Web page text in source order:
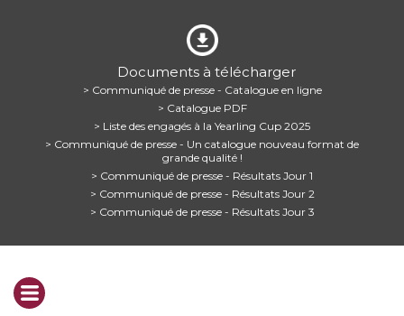
Documents à télécharger
> Communiqué de presse - Catalogue en ligne
> Catalogue PDF
> Liste des engagés à la Yearling Cup 2025
> Communiqué de presse - Un catalogue nouveau format de
grande qualité !
> Communiqué de presse - Résultats Jour 1
> Communiqué de presse - Résultats Jour 2
> Communiqué de presse - Résultats Jour 3